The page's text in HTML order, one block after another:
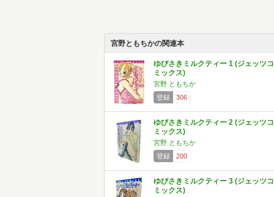
宮野ともちかの関連本
ゆびさきミルクティー 1 (ジェッツコ
ミックス)
宮野 ともちか
登録
306
ゆびさきミルクティー 2 (ジェッツコ
ミックス)
宮野 ともちか
登録
200
ゆびさきミルクティー 3 (ジェッツコ
ミックス)